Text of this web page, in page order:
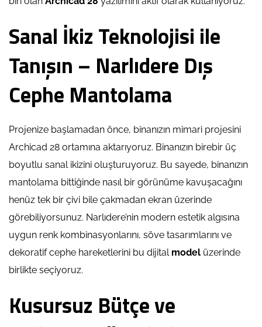
Sanal İkiz Teknolojisi ile
Tanışın – Narlıdere Dış
Cephe Mantolama
Projenize başlamadan önce, binanızın mimari projesini
Archicad 28 ortamına aktarıyoruz. Binanızın birebir üç
boyutlu sanal ikizini oluşturuyoruz. Bu sayede, binanızın
mantolama bittiğinde nasıl bir görünüme kavuşacağını
henüz tek bir çivi bile çakmadan ekran üzerinde
görebiliyorsunuz. Narlıdere’nin modern estetik algısına
uygun renk kombinasyonlarını, söve tasarımlarını ve
dekoratif cephe hareketlerini bu dijital model üzerinde
birlikte seçiyoruz.
Kusursuz Bütçe ve